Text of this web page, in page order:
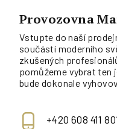
Provozovna
Vstupte do naší
součástí moderního
zkušených
pomůžeme vybrat ten
bude dokonale
+420 608 411